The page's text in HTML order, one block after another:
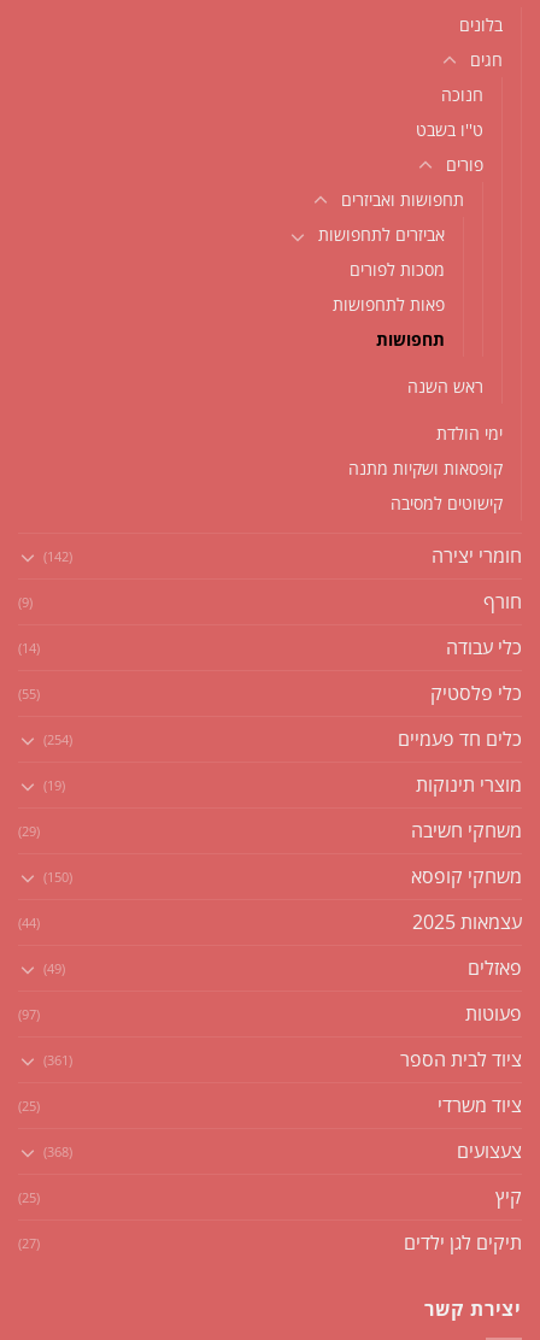
בלונים
חגים
חנוכה
ט''ו בשבט
פורים
תחפושות ואביזרים
אביזרים לתחפושות
מסכות לפורים
פאות לתחפושות
תחפושות
ראש השנה
ימי הולדת
קופסאות ושקיות מתנה
קישוטים למסיבה
חומרי יצירה (142)
חורף (9)
כלי עבודה (14)
כלי פלסטיק (55)
כלים חד פעמיים (254)
מוצרי תינוקות (19)
משחקי חשיבה (29)
משחקי קופסא (150)
עצמאות 2025 (44)
פאזלים (49)
פעוטות (97)
ציוד לבית הספר (361)
ציוד משרדי (25)
צעצועים (368)
קיץ (25)
תיקים לגן ילדים (27)
יצירת קשר